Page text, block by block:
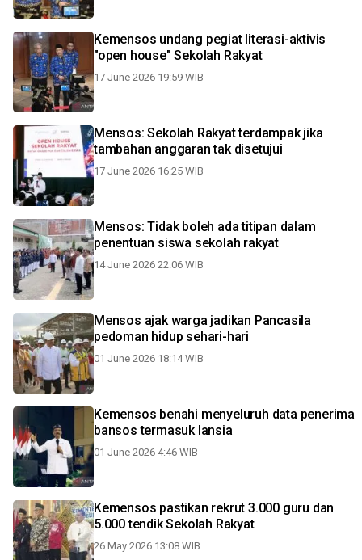
Kemensos undang pegiat literasi-aktivis
"open house" Sekolah Rakyat
17 June 2026 19:59 WIB
Mensos: Sekolah Rakyat terdampak jika
tambahan anggaran tak disetujui
17 June 2026 16:25 WIB
Mensos: Tidak boleh ada titipan dalam
penentuan siswa sekolah rakyat
14 June 2026 22:06 WIB
Mensos ajak warga jadikan Pancasila
pedoman hidup sehari-hari
01 June 2026 18:14 WIB
Kemensos benahi menyeluruh data penerima
bansos termasuk lansia
01 June 2026 4:46 WIB
Kemensos pastikan rekrut 3.000 guru dan
5.000 tendik Sekolah Rakyat
26 May 2026 13:08 WIB